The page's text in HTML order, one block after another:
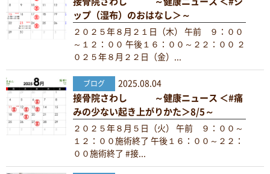
ップ（湿布）のおはなし＞～
２０２５年８月２１日（木） 午前 ９：００
～１２：００ 午後１６：００～２２：００ ２
０２５年８月２２日（金）...
ブログ 2025.08.04
接骨院さわし ～健康ニュース ＜#痛
みの少ない起き上がりかた＞8/5～
２０２５年８月５日（火） 午前 ９：００～
１２：００施術終了 午後１６：００～２２：
００施術終了 #接...